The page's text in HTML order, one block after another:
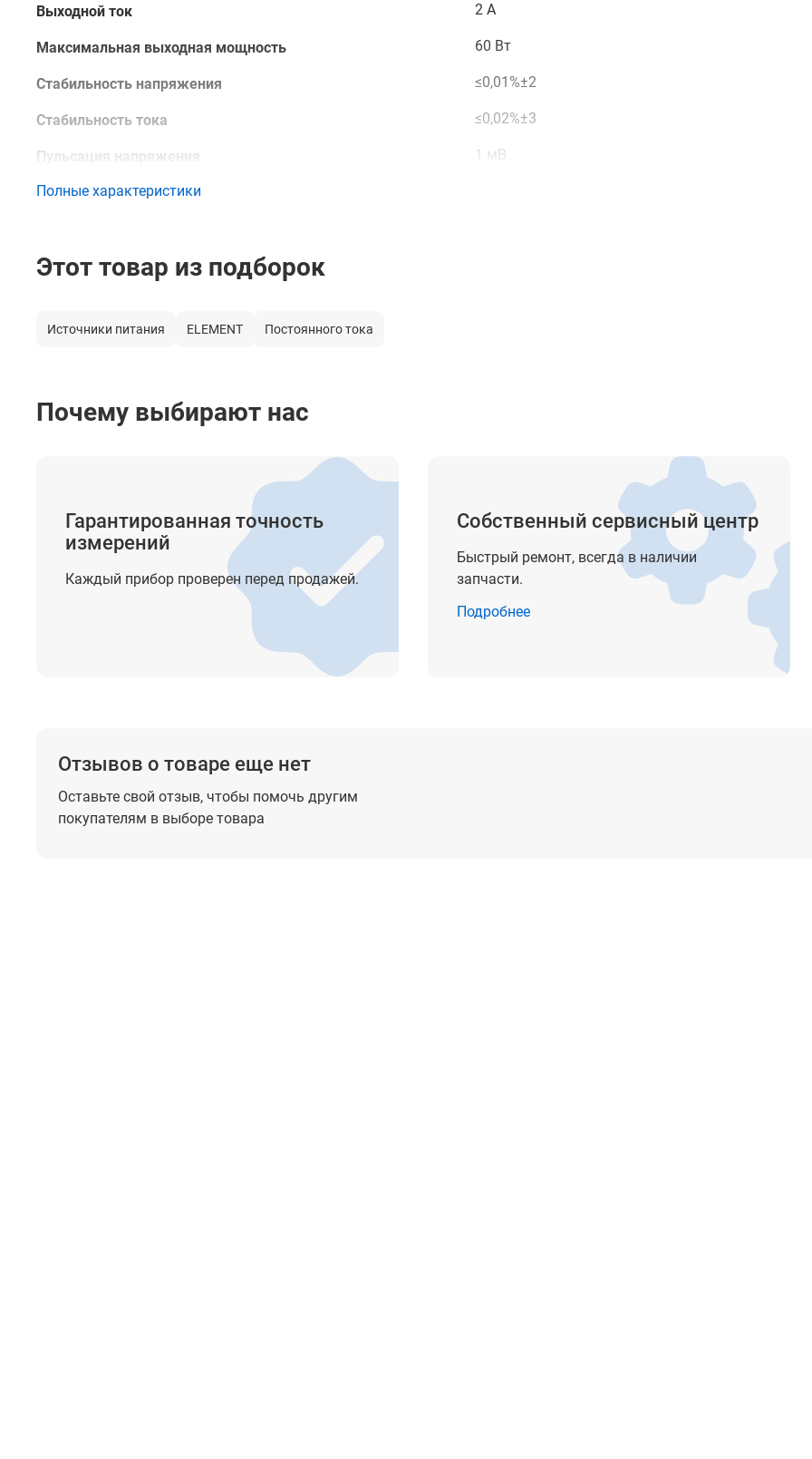
Выходной ток 2 А
Максимальная выходная мощность 60 Вт
Стабильность напряжения ≤0,01%±2
Стабильность тока ≤0,02%±3
Пульсация напряжения 1 мВ
Пульсация тока
Питание
Температура хранения
Вес
Полные характеристики
Этот товар из подборок
Источники питания ELEMENT Постоянного тока
Почему выбирают нас
Гарантированная точность
измерений
Каждый прибор проверен перед продажей.
Собственный сервисный центр
Быстрый ремонт, всегда в наличии
запчасти.
Подробнее
Отзывов о товаре еще нет
Оставьте свой отзыв, чтобы помочь другим
покупателям в выборе товара